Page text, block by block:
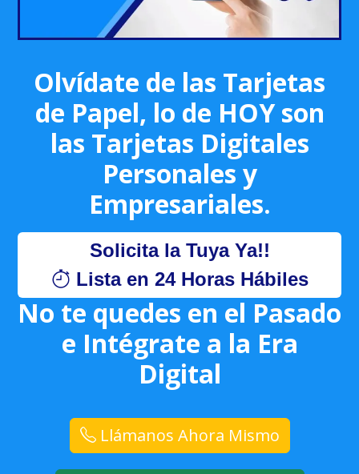
Olvídate de las Tarjetas
de Papel, lo de HOY son
las Tarjetas Digitales
Personales y
Empresariales.
Solicita la Tuya Ya!!
Lista en 24 Horas Hábiles
No te quedes en el Pasado
e Intégrate a la Era
Digital
Llámanos Ahora Mismo